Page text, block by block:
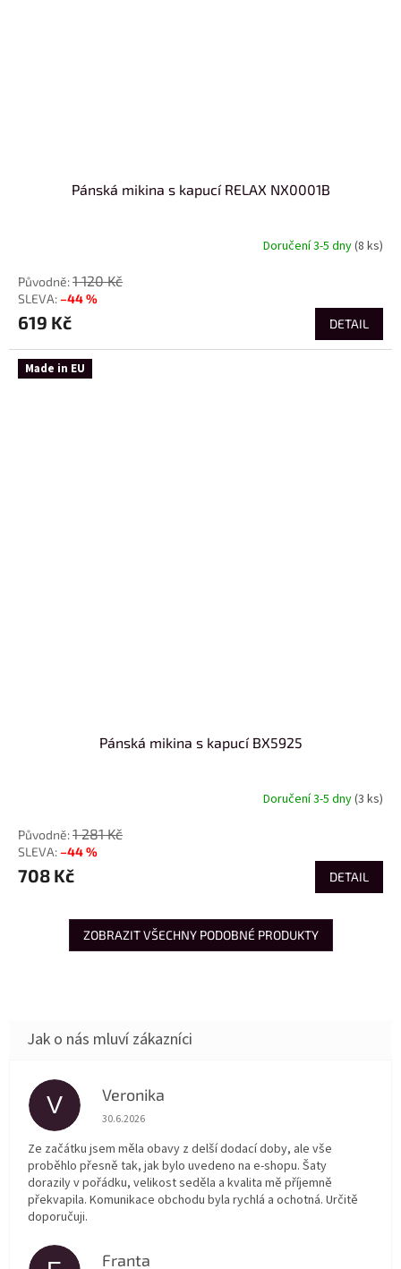
Pánská mikina s kapucí RELAX NX0001B
Doručení 3-5 dny(8 ks)
1 120 Kč
–44 %
619 Kč DETAIL
Made in EU
Pánská mikina s kapucí BX5925
Doručení 3-5 dny(3 ks)
1 281 Kč
–44 %
708 Kč DETAIL
ZOBRAZIT VŠECHNY PODOBNÉ PRODUKTY
V Veronika
Hodnocení obchodu je 5 z 5 hvězdiček.
30.6.2026
Ze začátku jsem měla obavy z delší dodací doby, ale vše
proběhlo přesně tak, jak bylo uvedeno na e-shopu. Šaty
dorazily v pořádku, velikost seděla a kvalita mě příjemně
překvapila. Komunikace obchodu byla rychlá a ochotná. Určitě
doporučuji.
Franta